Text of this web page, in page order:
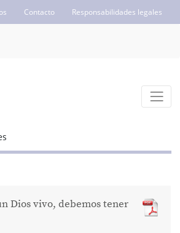
Contacto Responsabilidades legales
Dios vivo, debemos tener